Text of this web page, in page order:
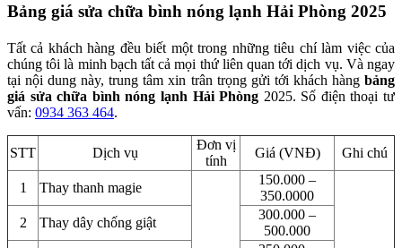
Bảng giá sửa chữa bình nóng lạnh Hải Phòng 2025
Tất cả khách hàng đều biết một trong những tiêu chí làm việc của
chúng tôi là minh bạch tất cả mọi thứ liên quan tới dịch vụ. Và ngay
tại nội dung này, trung tâm xin trân trọng gửi tới khách hàng bảng
giá sửa chữa bình nóng lạnh Hải Phòng 2025. Số điện thoại tư
vấn: 0934 363 464.
STT Dịch vụ
Đơn vị
tính
Giá (VNĐ) Ghi chú
1 Thay thanh magie
150.000 –
350.0000
2
Thay dây chống giật
300.000 –
500.000